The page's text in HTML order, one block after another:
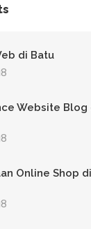
di Batu
Website Blog
Online Shop di